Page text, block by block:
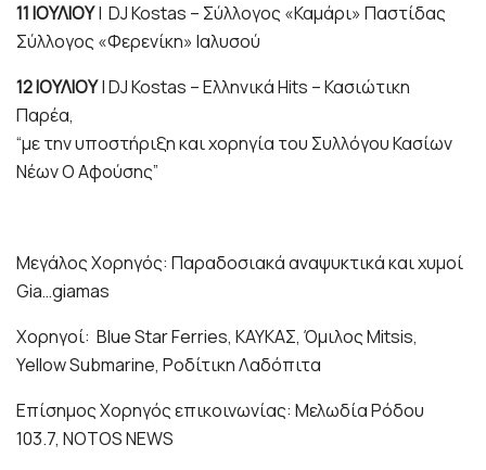
11 ΙΟΥΛΙΟΥ| DJ Kostas – Σύλλογος «Καμάρι» Παστίδας
Σύλλογος «Φερενίκη» Ιαλυσού
12 ΙΟΥΛΙΟΥ| DJ Kostas – Ελληνικά Hits – Κασιώτικη
Παρέα,
“με την υποστήριξη και χορηγία του Συλλόγου Κασίων
Νέων Ο Αφούσης”
Μεγάλος Χορηγός: Παραδοσιακά αναψυκτικά και χυμοί
Gia…giamas
Χορηγοί: Blue Star Ferries, ΚΑΥΚΑΣ, Όμιλος Mitsis,
Yellow Submarine, Ροδίτικη Λαδόπιτα
Επίσημος Χορηγός επικοινωνίας: Μελωδία Ρόδου
103.7, NOTOS NEWS